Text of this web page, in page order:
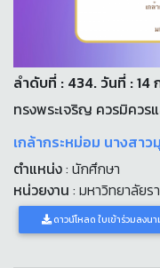
ลำดับที่ : 434. วันที่ : 14
ทรงพระเจริญ ควรมิควร
เกล้ากระหม่อม นางสา
ตำแหน่ง: นักศึกษา
หน่วยงาน : มหาวิทยาลัย
ดาวน์โหลด ใบเข้าร่วมลงน